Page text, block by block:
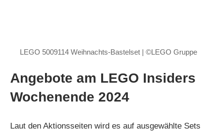
LEGO 5009114 Weihnachts-Bastelset | ©LEGO Gruppe
Angebote am LEGO Insiders
Wochenende 2024
Laut den Aktionsseiten wird es auf ausgewählte Sets